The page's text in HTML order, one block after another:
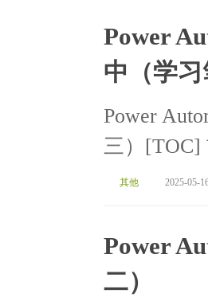
Power
中（学习
Power
三）[TOC]
其他 2025-05-
Power
二）